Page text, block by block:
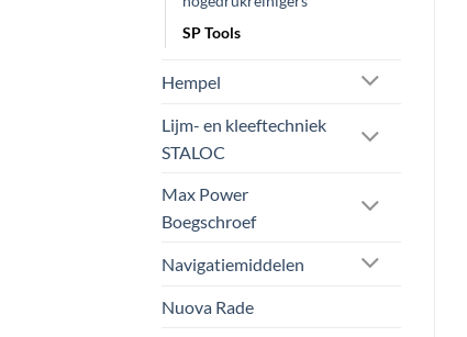
SP Tools
Hempel
Lijm- en kleeftechniek
STALOC
Max Power
Boegschroef
Navigatiemiddelen
Nuova Rade